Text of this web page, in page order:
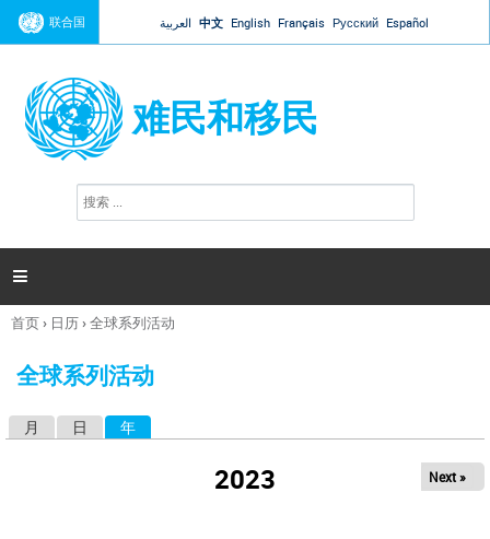
Jump to navigation
联合国 العربية 中文 English Français Русский Español
难民和移民
搜
索

你
这
首页› 日历›全球系列活动
全球系列活动
月 日 年
2023 Next »